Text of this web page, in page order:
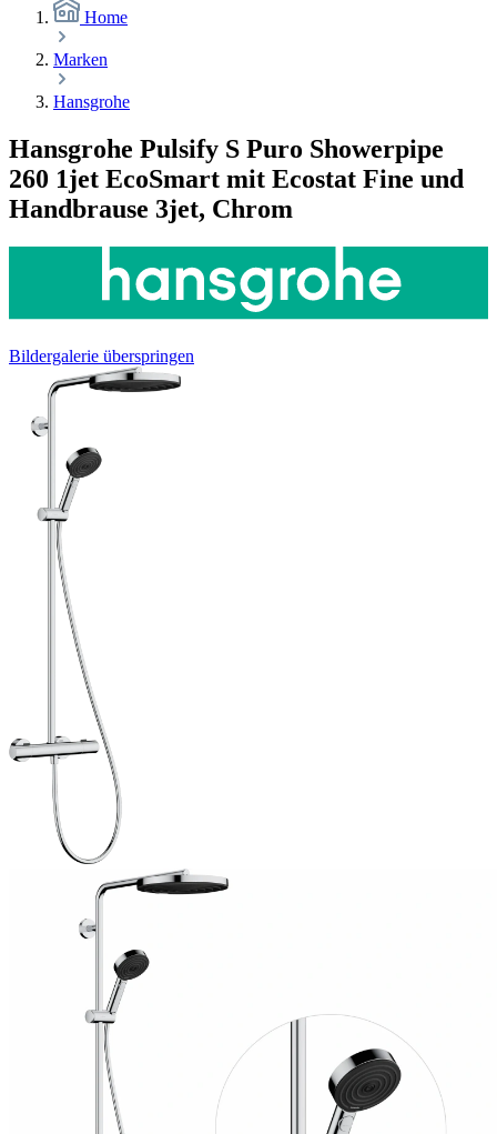
Home
Marken
Hansgrohe
Hansgrohe Pulsify S Puro Showerpipe
260 1jet EcoSmart mit Ecostat Fine und
Handbrause 3jet, Chrom
Bildergalerie überspringen